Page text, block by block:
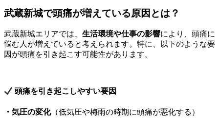
武蔵新城で頭痛が増えている原因とは？
武蔵新城エリアでは、 生活環境や仕事の影響により、頭痛に
悩む人が増えていると考えられます。特に、以下のような要
因が頭痛を引き起こす可能性があります。
頭痛を引き起こしやすい要因
・気圧の変化（低気圧や梅雨の時期に頭痛が悪化する）